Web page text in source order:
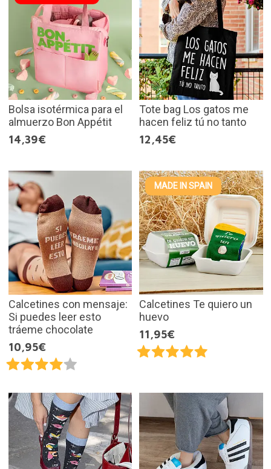
Bolsa isotérmica para el
almuerzo Bon Appétit
14,39€
Tote bag Los gatos me
hacen feliz tú no tanto
12,45€
Calcetines con mensaje:
Si puedes leer esto
tráeme chocolate
10,95€
MADE IN SPAIN
Calcetines Te quiero un
huevo
11,95€